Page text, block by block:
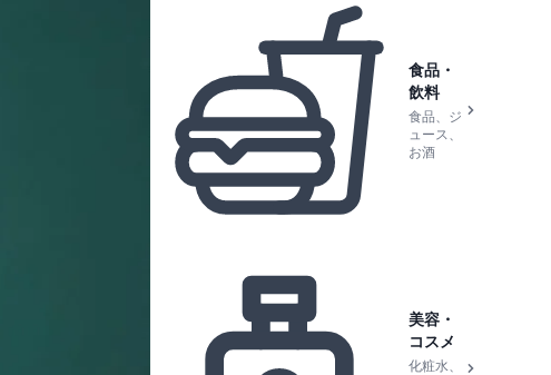
食品・
飲料
食品、ジ
ュース、
お酒
美容・
コスメ
化粧水、